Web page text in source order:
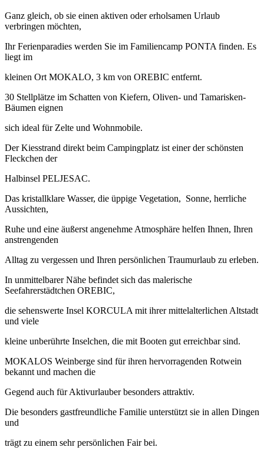
Ganz gleich, ob sie einen aktiven oder erholsamen Urlaub
verbringen möchten,
Ihr Ferienparadies werden Sie im Familiencamp PONTA finden. Es
liegt im
kleinen Ort MOKALO, 3 km von OREBIC entfernt.
30 Stellplätze im Schatten von Kiefern, Oliven- und Tamarisken-
Bäumen eignen
sich ideal für Zelte und Wohnmobile.
Der Kiesstrand direkt beim Campingplatz ist einer der schönsten
Fleckchen der
Halbinsel PELJESAC.
Das kristallklare Wasser, die üppige Vegetation, Sonne, herrliche
Aussichten,
Ruhe und eine äußerst angenehme Atmosphäre helfen Ihnen, Ihren
anstrengenden
Alltag zu vergessen und Ihren persönlichen Traumurlaub zu erleben.
In unmittelbarer Nähe befindet sich das malerische
Seefahrerstädtchen OREBIC,
die sehenswerte Insel KORCULA mit ihrer mittelalterlichen Altstadt
und viele
kleine unberührte Inselchen, die mit Booten gut erreichbar sind.
MOKALOS Weinberge sind für ihren hervorragenden Rotwein
bekannt und machen die
Gegend auch für Aktivurlauber besonders attraktiv.
Die besonders gastfreundliche Familie unterstützt sie in allen Dingen
und
trägt zu einem sehr persönlichen Fair bei.